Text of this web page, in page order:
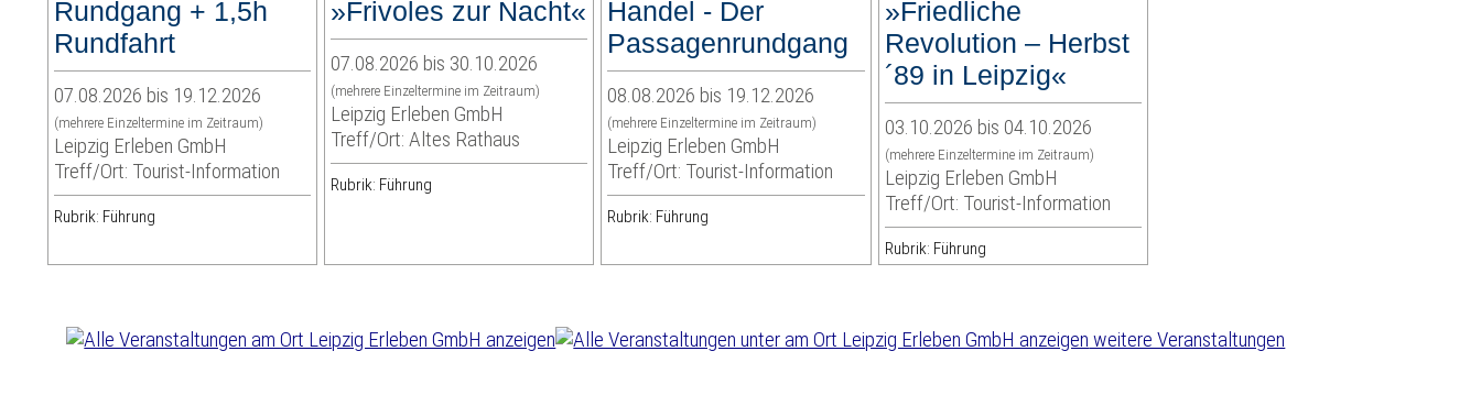
Rundgang + 1,5h
Rundfahrt
07.08.2026 bis 19.12.2026
(mehrere Einzeltermine im Zeitraum)
Leipzig Erleben GmbH
Treff/Ort: Tourist-Information
Rubrik: Führung
»Frivoles zur Nacht«
07.08.2026 bis 30.10.2026
(mehrere Einzeltermine im Zeitraum)
Leipzig Erleben GmbH
Treff/Ort: Altes Rathaus
Rubrik: Führung
Handel - Der
Passagenrundgang
08.08.2026 bis 19.12.2026
(mehrere Einzeltermine im Zeitraum)
Leipzig Erleben GmbH
Treff/Ort: Tourist-Information
Rubrik: Führung
»Friedliche
Revolution – Herbst
´89 in Leipzig«
03.10.2026 bis 04.10.2026
(mehrere Einzeltermine im Zeitraum)
Leipzig Erleben GmbH
Treff/Ort: Tourist-Information
Rubrik: Führung
weitere Veranstaltungen